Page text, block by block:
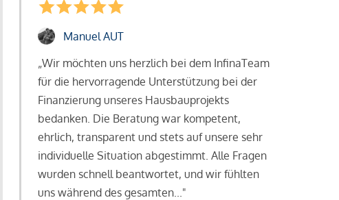
Manuel AUT
„Wir möchten uns herzlich bei dem InfinaTeam
für die hervorragende Unterstützung bei der
Finanzierung unseres Hausbauprojekts
bedanken. Die Beratung war kompetent,
ehrlich, transparent und stets auf unsere sehr
individuelle Situation abgestimmt. Alle Fragen
wurden schnell beantwortet, und wir fühlten
uns während des gesamten..."